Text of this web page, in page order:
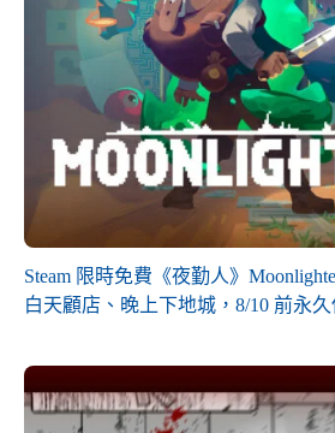
Steam 限時免費《夜勤人》
白天顧店、晚上下地城，8/10 前永久